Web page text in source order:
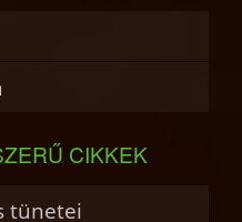
CIKKEK
tünetei